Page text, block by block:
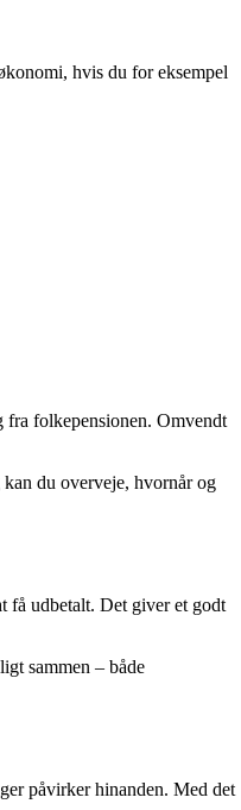
hvis du for eksempel
fra folkepensionen. Omvendt
du overveje, hvornår og
få udbetalt. Det giver et godt
sammen – både
påvirker hinanden. Med det